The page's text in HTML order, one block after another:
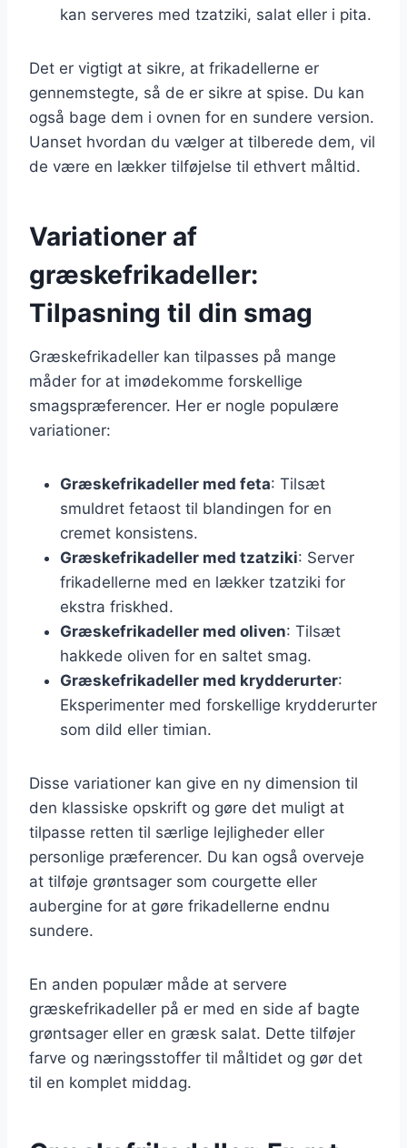
kan serveres med tzatziki, salat eller i pita.
Det er vigtigt at sikre, at frikadellerne er
gennemstegte, så de er sikre at spise. Du kan
også bage dem i ovnen for en sundere version.
Uanset hvordan du vælger at tilberede dem, vil
de være en lækker tilføjelse til ethvert måltid.
Variationer af
græskefrikadeller:
Tilpasning til din smag
Græskefrikadeller kan tilpasses på mange
måder for at imødekomme forskellige
smagspræferencer. Her er nogle populære
variationer:
Græskefrikadeller med feta: Tilsæt
smuldret fetaost til blandingen for en
cremet konsistens.
Græskefrikadeller med tzatziki: Server
frikadellerne med en lækker tzatziki for
ekstra friskhed.
Græskefrikadeller med oliven: Tilsæt
hakkede oliven for en saltet smag.
Græskefrikadeller med krydderurter:
Eksperimenter med forskellige krydderurter
som dild eller timian.
Disse variationer kan give en ny dimension til
den klassiske opskrift og gøre det muligt at
tilpasse retten til særlige lejligheder eller
personlige præferencer. Du kan også overveje
at tilføje grøntsager som courgette eller
aubergine for at gøre frikadellerne endnu
sundere.
En anden populær måde at servere
græskefrikadeller på er med en side af bagte
grøntsager eller en græsk salat. Dette tilføjer
farve og næringsstoffer til måltidet og gør det
til en komplet middag.